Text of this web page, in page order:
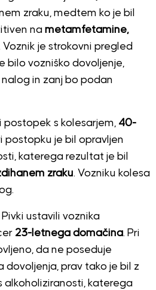
zraku, medtem ko je bil
na metamfetamine,
Voznik je strokovni pregled
bilo vozniško dovoljenje,
in zanj bo podan
postopek s kolesarjem, 40-
postopku je bil opravljen
katerega rezultat je bil
zraku. Vozniku kolesa
ustavili voznika
23-letnega domačina. Pri
da ne poseduje
dovoljenja, prav tako je bil z
alkoholiziranosti, katerega